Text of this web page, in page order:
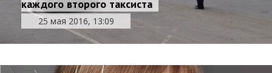
каждого второго таксиста
25 мая 2016, 13:09